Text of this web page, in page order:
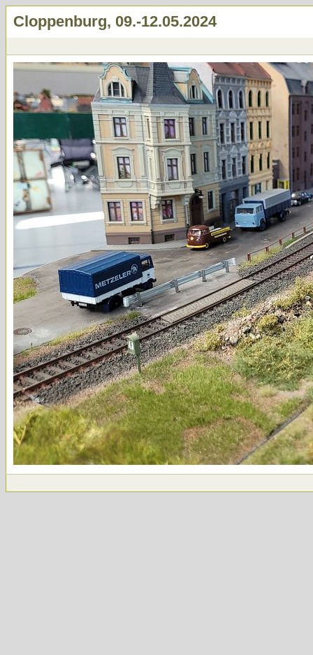
Cloppenburg, 09.-12.05.2024